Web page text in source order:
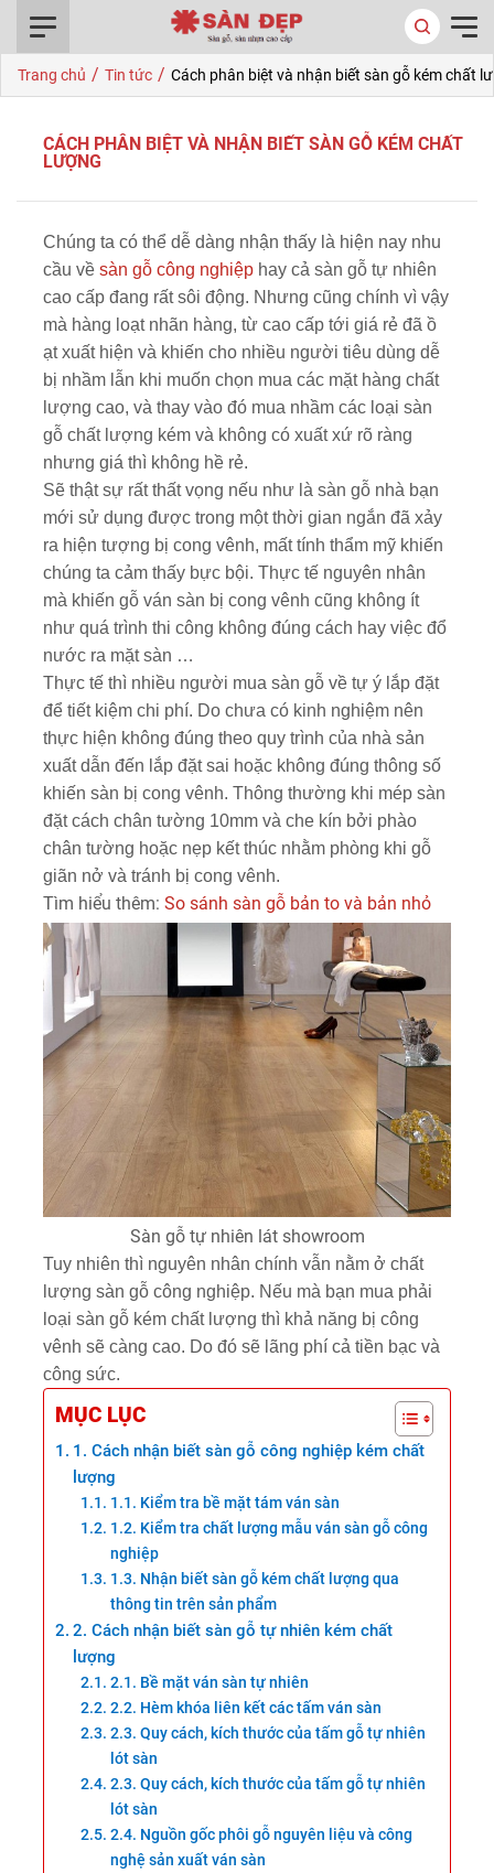
Trang chủ / Tin tức / Cách phân biệt và nhận biết sàn gỗ kém chất
CÁCH PHÂN BIỆT VÀ NHẬN BIẾT SÀN GỖ KÉM CHẤT
LƯỢNG
Chúng ta có thể dễ dàng nhận thấy là hiện nay nhu
cầu về sàn gỗ công nghiệp hay cả sàn gỗ tự nhiên
cao cấp đang rất sôi động. Nhưng cũng chính vì vậy
mà hàng loạt nhãn hàng, từ cao cấp tới giá rẻ đã ồ
ạt xuất hiện và khiến cho nhiều người tiêu dùng dễ
bị nhầm lẫn khi muốn chọn mua các mặt hàng chất
lượng cao, và thay vào đó mua nhầm các loại sàn
gỗ chất lượng kém và không có xuất xứ rõ ràng
nhưng giá thì không hề rẻ.
Sẽ thật sự rất thất vọng nếu như là sàn gỗ nhà bạn
mới sử dụng được trong một thời gian ngắn đã xảy
ra hiện tượng bị cong vênh, mất tính thẩm mỹ khiến
chúng ta cảm thấy bực bội. Thực tế nguyên nhân
mà khiến gỗ ván sàn bị cong vênh cũng không ít
như quá trình thi công không đúng cách hay việc đổ
nước ra mặt sàn …
Thực tế thì nhiều người mua sàn gỗ về tự ý lắp đặt
để tiết kiệm chi phí. Do chưa có kinh nghiệm nên
thực hiện không đúng theo quy trình của nhà sản
xuất dẫn đến lắp đặt sai hoặc không đúng thông số
khiến sàn bị cong vênh. Thông thường khi mép sàn
đặt cách chân tường 10mm và che kín bởi phào
chân tường hoặc nẹp kết thúc nhằm phòng khi gỗ
giãn nở và tránh bị cong vênh.
Tìm hiểu thêm: So sánh sàn gỗ bản to và bản nhỏ
Sàn gỗ tự nhiên lát showroom
Tuy nhiên thì nguyên nhân chính vẫn nằm ở chất
lượng sàn gỗ công nghiệp. Nếu mà bạn mua phải
loại sàn gỗ kém chất lượng thì khả năng bị công
vênh sẽ càng cao. Do đó sẽ lãng phí cả tiền bạc và
công sức.
MỤC LỤC
1. Cách nhận biết sàn gỗ công nghiệp kém chất
lượng
1.1. Kiểm tra bề mặt tám ván sàn
1.2. Kiểm tra chất lượng mẫu ván sàn gỗ công
nghiệp
1.3. Nhận biết sàn gỗ kém chất lượng qua
thông tin trên sản phẩm
2. Cách nhận biết sàn gỗ tự nhiên kém chất
lượng
2.1. Bề mặt ván sàn tự nhiên
2.2. Hèm khóa liên kết các tấm ván sàn
2.3. Quy cách, kích thước của tấm gỗ tự nhiên
lót sàn
2.3. Quy cách, kích thước của tấm gỗ tự nhiên
lót sàn
2.4. Nguồn gốc phôi gỗ nguyên liệu và công
nghệ sản xuất ván sàn